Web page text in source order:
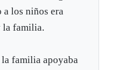
a los niños era
la familia.
familia apoyaba